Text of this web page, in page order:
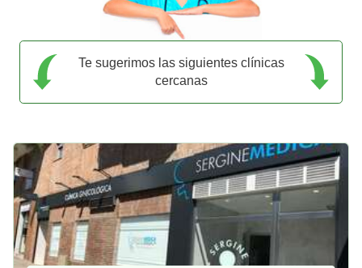
Te sugerimos las siguientes clínicas
cercanas